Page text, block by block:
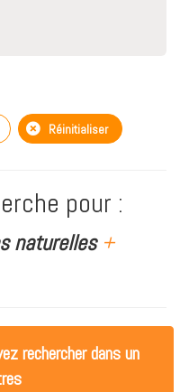
Réinitialiser
pour :
naturelles +
rechercher dans un